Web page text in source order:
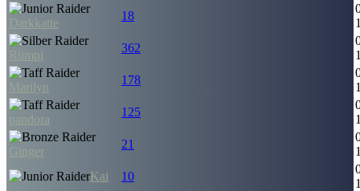
Darkkatte
18
Rümpi
362
Marilyn
178
pandora
125
Ginger
21
Kai
10